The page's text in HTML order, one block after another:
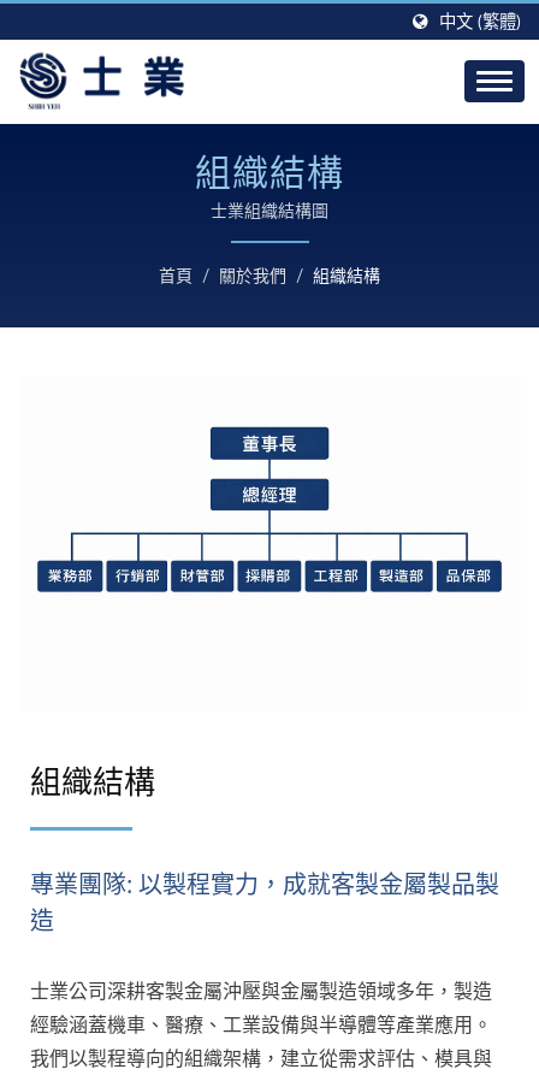
中文 (繁體)
組織結構
士業組織結構圖
首頁 / 關於我們 / 組織結構
組織結構
專業團隊: 以製程實力，成就客製金屬製品製
造
士業公司深耕客製金屬沖壓與金屬製造領域多年，製造
經驗涵蓋機車、醫療、工業設備與半導體等產業應用。
我們以製程導向的組織架構，建立從需求評估、模具與